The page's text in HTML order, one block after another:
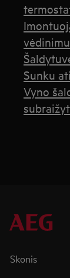
Sunku
Vyno
Skonis